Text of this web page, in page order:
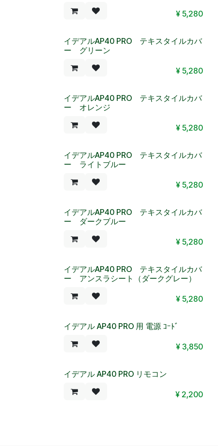
¥ 5,280
イデアルAP40 PRO テキスタイルカバ
ー グリーン
¥ 5,280
イデアルAP40 PRO テキスタイルカバ
ー オレンジ
¥ 5,280
イデアルAP40 PRO テキスタイルカバ
ー ライトブルー
¥ 5,280
イデアルAP40 PRO テキスタイルカバ
ー ダークブルー
¥ 5,280
イデアルAP40 PRO テキスタイルカバ
ー アンスラシート（ダークグレー）
¥ 5,280
イデアル AP40 PRO 用 電源 ｺｰﾄﾞ
¥ 3,850
イデアル AP40 PRO リモコン
¥ 2,200